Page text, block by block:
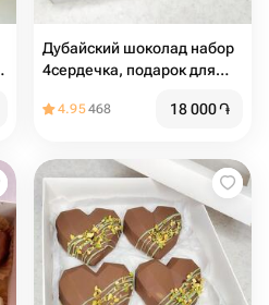
Дубайский шоколад набор
4сердечка, подарок для
4.95468 18 000֏